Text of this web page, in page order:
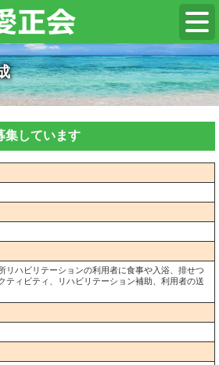
集しています
リハビリテーションの利用者に食事や入浴、排せつ
ティビティ、リハビリテーション補助、利用者の送